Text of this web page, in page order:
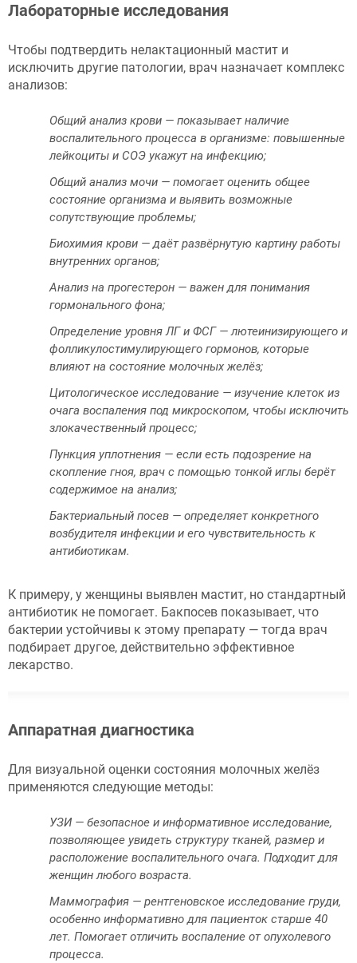
Лабораторные исследования
Чтобы подтвердить нелактационный мастит и
исключить другие патологии, врач назначает комплекс
анализов:
Общий анализ крови — показывает наличие
воспалительного процесса в организме: повышенные
лейкоциты и СОЭ укажут на инфекцию;
Общий анализ мочи — помогает оценить общее
состояние организма и выявить возможные
сопутствующие проблемы;
Биохимия крови — даёт развёрнутую картину работы
внутренних органов;
Анализ на прогестерон — важен для понимания
гормонального фона;
Определение уровня ЛГ и ФСГ — лютеинизирующего и
фолликулостимулирующего гормонов, которые
влияют на состояние молочных желёз;
Цитологическое исследование — изучение клеток из
очага воспаления под микроскопом, чтобы исключить
злокачественный процесс;
Пункция уплотнения — если есть подозрение на
скопление гноя, врач с помощью тонкой иглы берёт
содержимое на анализ;
Бактериальный посев — определяет конкретного
возбудителя инфекции и его чувствительность к
антибиотикам.
К примеру, у женщины выявлен мастит, но стандартный
антибиотик не помогает. Бакпосев показывает, что
бактерии устойчивы к этому препарату — тогда врач
подбирает другое, действительно эффективное
лекарство.
Аппаратная диагностика
Для визуальной оценки состояния молочных желёз
применяются следующие методы:
УЗИ — безопасное и информативное исследование,
позволяющее увидеть структуру тканей, размер и
расположение воспалительного очага. Подходит для
женщин любого возраста.
Маммография — рентгеновское исследование груди,
особенно информативно для пациенток старше 40
лет. Помогает отличить воспаление от опухолевого
процесса.